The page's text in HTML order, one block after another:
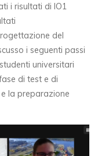
i risultati di IO1
del
i seguenti passi
universitari
di test e di
la preparazione